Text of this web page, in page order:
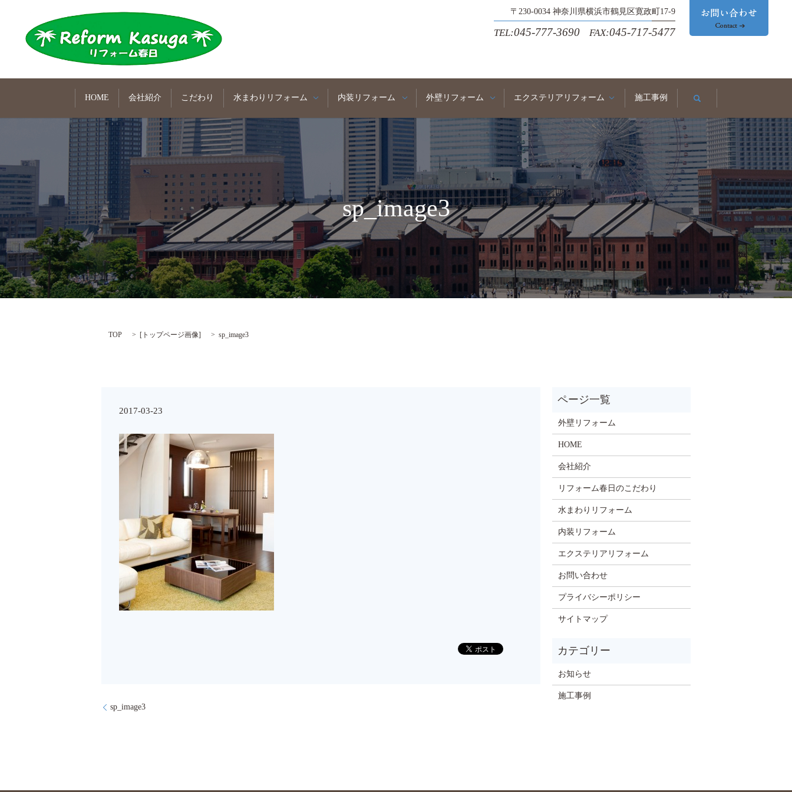
〒230-0034 神奈川県横浜市鶴見区寛政町17-9
TEL:045-777-3690 FAX:045-717-5477
HOME 会社紹介 こだわり 水まわりリフォーム 内装リフォーム 外壁リフォーム エクステリアリフォーム 施工事例
search
sp_image3
TOP [ トップページ画像] sp_image3
2017-03-23
sp_image3
外壁リフォーム
HOME
会社紹介
リフォーム春日のこだわり
水まわりリフォーム
内装リフォーム
エクステリアリフォーム
お問い合わせ
プライバシーポリシー
サイトマップ
お知らせ
施工事例